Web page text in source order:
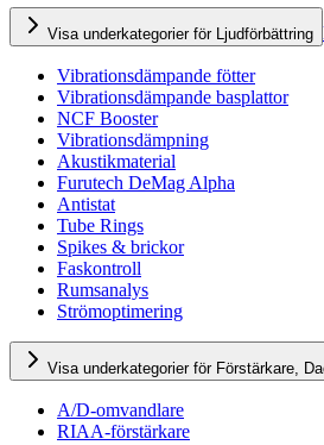
Visa underkategorier för Ljudförbättring
Vibrationsdämpande fötter
Vibrationsdämpande basplattor
NCF Booster
Vibrationsdämpning
Akustikmaterial
Furutech DeMag Alpha
Antistat
Tube Rings
Spikes & brickor
Faskontroll
Rumsanalys
Strömoptimering
Visa underkategorier för Förstärkare,
A/D-omvandlare
RIAA-förstärkare